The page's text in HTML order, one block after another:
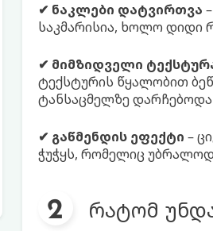
✔ ნაკლები დატვირთვა
საკმარისია, ხოლო დიდი
✔ მიმზიდველი
ტექსტურის წყალობით
ტანსაცმელზე
✔ გაწმენდის ეფექტი –
ჭუჭყს, რომელიც
რატომ